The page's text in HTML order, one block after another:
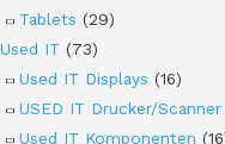
Tablets (29)
Used IT (73)
Used IT Displays (16)
USED IT Drucker/Scanner
Used IT Komponenten